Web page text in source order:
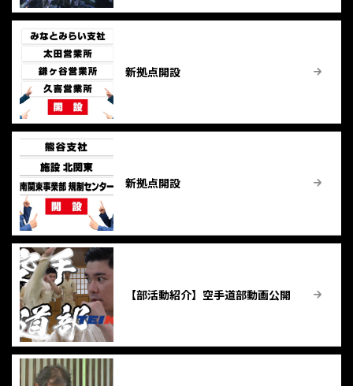
新拠点開設
新拠点開設
【部活動紹介】空手道部動画公開